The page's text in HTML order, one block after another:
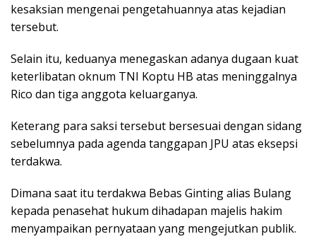
kesaksian mengenai pengetahuannya atas kejadian
tersebut.
Selain itu, keduanya menegaskan adanya dugaan kuat
keterlibatan oknum TNI Koptu HB atas meninggalnya
Rico dan tiga anggota keluarganya.
Keterang para saksi tersebut bersesuai dengan sidang
sebelumnya pada agenda tanggapan JPU atas eksepsi
terdakwa.
Dimana saat itu terdakwa Bebas Ginting alias Bulang
kepada penasehat hukum dihadapan majelis hakim
menyampaikan pernyataan yang mengejutkan publik.